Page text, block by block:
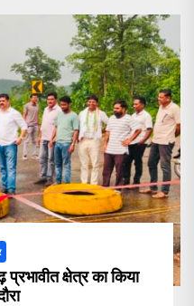
प्रभावीत क्षेत्र का किया